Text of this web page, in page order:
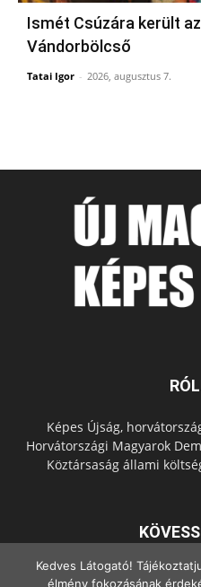
Ismét Csúzára került
Vándorbölcső
Tatai Igor - 2026, augusztus 7.
Képes Újság,
Horvátországi Magyarok
Köztársaság állami
Kedves Látogató!
élmény fokozásának